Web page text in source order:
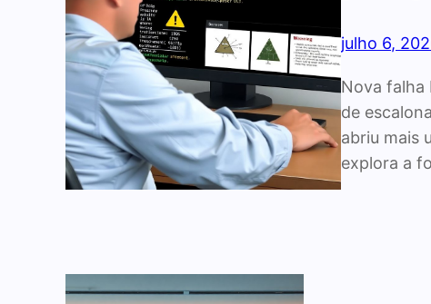
julho 6,
Nova falha
de
abriu mais
explora a